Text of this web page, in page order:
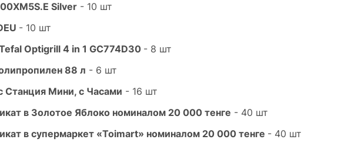
Silver - 10 шт
- 10 шт
Optigrill 4 in 1 GC774D30 - 8 шт
88 л - 6 шт
Станция Мини, с Часами - 16 шт
в Золотое Яблоко номиналом 20 000 тенге - 40 шт
в супермаркет «Toimart» номиналом 20 000 тенге - 40 шт